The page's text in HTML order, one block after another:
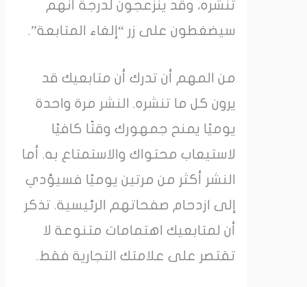
تنشره، وقد ينزعجون لدرجة أنهم
سيضغطون على زر “إلغاء المتابعة”.
من المهم أن تدرك أن متابعيك قد
يرون كل ما تنشره. النشر مرة واحدة
يوميًا يمنح جمهورك وقتًا كافيًا
لاستيعاب محتواك والاستمتاع به. أما
النشر أكثر من مرتين يوميًا فسيؤدي
إلى ازدحام صفحاتهم الرئيسية. تذكر
أن لمتابعيك اهتمامات متنوعة لا
تقتصر على علامتك التجارية فقط.